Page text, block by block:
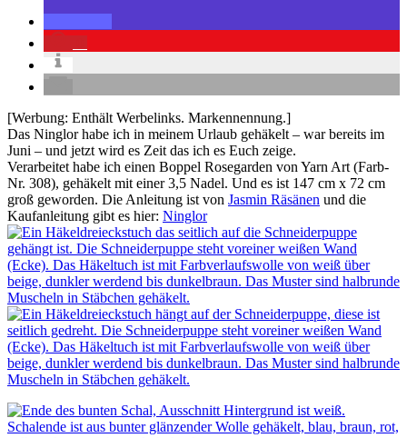
[Werbung: Enthält Werbelinks. Markennennung.]
Das Ninglor habe ich in meinem Urlaub gehäkelt – war bereits im
Juni – und jetzt wird es Zeit das ich es Euch zeige.
Verarbeitet habe ich einen Boppel Rosegarden von Yarn Art (Farb-
Nr. 308), gehäkelt mit einer 3,5 Nadel. Und es ist 147 cm x 72 cm
groß geworden. Die Anleitung ist von Jasmin Räsänen und die
Kaufanleitung gibt es hier: Ninglor